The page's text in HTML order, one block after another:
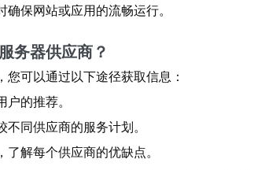
保网站或应用的流畅运行。
务器供应商？
您可以通过以下途径获取信息：
的推荐。
同供应商的服务计划。
解每个供应商的优缺点。